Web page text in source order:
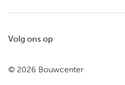
© 2026 Bouwcenter
Volg ons op